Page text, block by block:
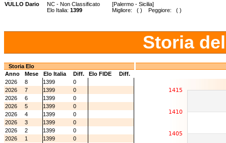
VULLO Dario
NC - Non Classificato [Palermo - Sicilia]
Elo Italia: 1399 Migliore: ( ) Peggiore: ( )
Storia
Storia Elo
Anno
Mese Elo Italia Diff. Elo FIDE
Diff.
2026
8 1399
0
2026
7 1399
0
2026
6 1399
0
2026
5 1399
0
2026
4 1399
0
2026
3 1399
0
2026
2 1399
0
2026
1 1399
0